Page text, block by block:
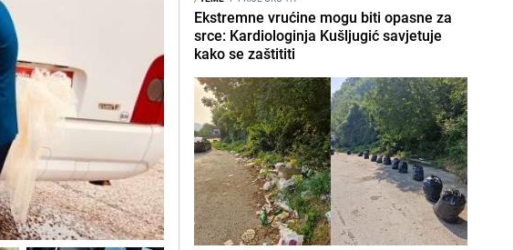
Ekstremne vrućine mogu biti opasne za
srce: Kardiologinja Kušljugić savjetuje
kako se zaštititi